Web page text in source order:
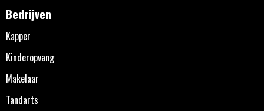
Bedrijven
Kapper
Kinderopvang
Makelaar
Tandarts